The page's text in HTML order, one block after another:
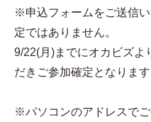
※申込フォームをご送信
定ではありません。
9/22(月)までにオカビズよ
だきご参加確定となります
※パソコンのアドレスでご